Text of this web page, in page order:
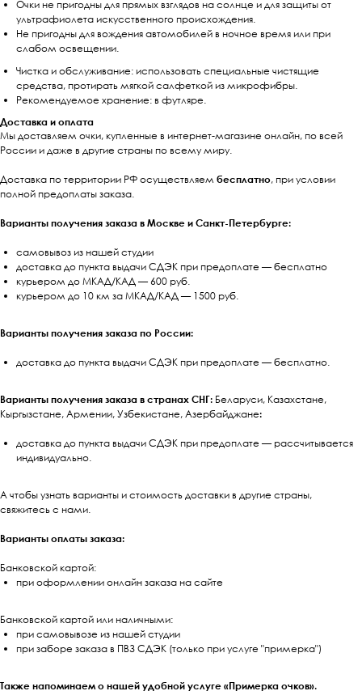
Очки не пригодны для прямых взглядов на солнце и для защиты от
ультрафиолета искусственного происхождения.
Не пригодны для вождения автомобилей в ночное время или при
слабом освещении.
Чистка и обслуживание: использовать специальные чистящие
средства, протирать мягкой салфеткой из микрофибры.
Рекомендуемое хранение: в футляре.
Доставка и оплата
Мы доставляем очки, купленные в интернет-магазине онлайн, по всей
России и даже в другие страны по всему миру.
Доставка по территории РФ осуществляем бесплатно, при условии
полной предоплаты заказа.
Варианты получения заказа в Москве и Санкт-Петербурге:
самовывоз из нашей студии
доставка до пункта выдачи СДЭК при предоплате — бесплатно
курьером до МКАД/КАД — 600 руб.
курьером до 10 км за МКАД/КАД — 1500 руб.
Варианты получения заказа по России:
доставка до пункта выдачи СДЭК при предоплате — бесплатно.
Варианты получения заказа в странах СНГ: Беларуси, Казахстане,
Кыргызстане, Армении, Узбекистане, Азербайджане:
доставка до пункта выдачи СДЭК при предоплате — рассчитывается
индивидуально.
А чтобы узнать варианты и стоимость доставки в другие страны,
свяжитесь с нами.
Варианты оплаты заказа:
Банковской картой:
при оформлении онлайн заказа на сайте
Банковской картой или наличными:
при самовывозе из нашей студии
при заборе заказа в ПВЗ СДЭК (только при услуге "примерка")
Также напоминаем о нашей удобной услуге «Примерка очков».